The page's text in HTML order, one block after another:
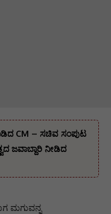
CM – ಸಚಿವ ಸಂಪುಟ
ಜವಾಬ್ದಾರಿ ನೀಡಿದ
ಮಗುವನ್ನ